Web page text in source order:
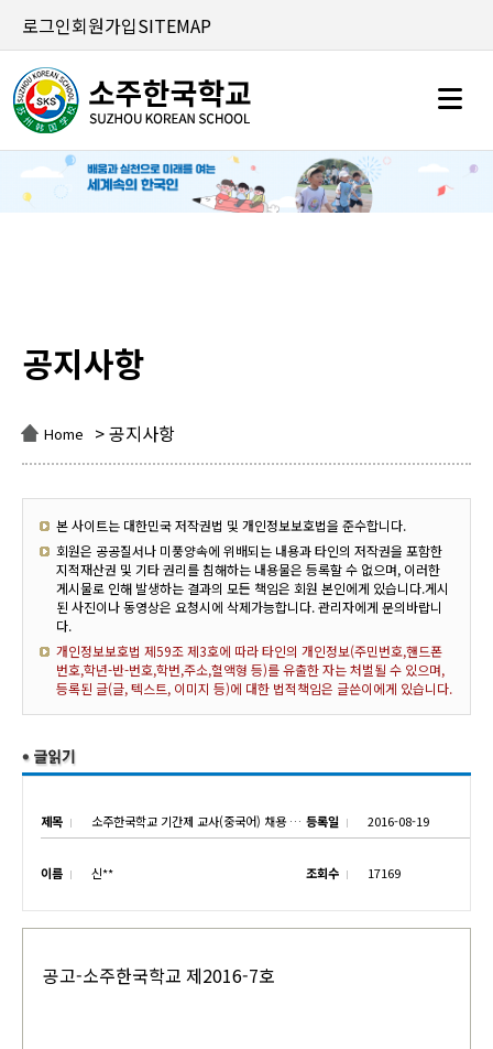
로그인회원가입SITEMAP
공지사항
Home > 공지사항
본 사이트는 대한민국 저작권법 및 개인정보보호법을 준수합니다.
회원은 공공질서나 미풍양속에 위배되는 내용과 타인의 저작권을 포함한
지적재산권 및 기타 권리를 침해하는 내용물은 등록할 수 없으며, 이러한
게시물로 인해 발생하는 결과의 모든 책임은 회원 본인에게 있습니다.게시
된 사진이나 동영상은 요청시에 삭제가능합니다. 관리자에게 문의바랍니
다.
개인정보보호법 제59조 제3호에 따라 타인의 개인정보(주민번호,핸드폰
번호,학년-반-번호,학번,주소,혈액형 등)를 유출한 자는 처벌될 수 있으며,
등록된 글(글, 텍스트, 이미지 등)에 대한 법적책임은 글쓴이에게 있습니다.
제목 소주한국학교 기간제 교사(중국어) 채용 공고 등록일 2016-08-19
이름 신** 조회수 17169
공고-소주한국학교 제2016-7호